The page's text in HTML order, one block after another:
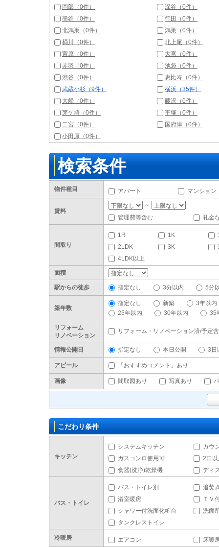
岡部（0件）
深谷（0件）
熊谷（0件）
行田（0件）
北鴻巣（0件）
鴻巣（0件）
桶川（0件）
北上尾（0件）
宮原（0件）
大宮（0件）
赤羽（0件）
池袋（0件）
渋谷（0件）
恵比寿（0件）
武蔵小杉（9件）
横浜（35件）
大船（0件）
藤沢（0件）
茅ケ崎（0件）
平塚（0件）
二宮（0件）
国府津（0件）
小田原（0件）
検索条件
物件種目 アパート マンション
賃料
～
管理費等含む
礼金
間取り
1R 1K
2LDK
3K
4LDK以上
面積
駅からの徒歩 指定なし 3分以内 5分
築年数
指定なし 新築
3年以内
25年以内
30年以内 35
リフォーム
リノベーション
リフォーム・リノベーション済/予定
情報公開日 指定なし 本日公開 3日
アピール 「おすすめコメント」あり
画像 間取図あり 写真あり
こだわり条件
キッチン
システムキッチン
カウ
ガスコンロ使用可
2口
食器(洗浄)乾燥機
ディ
バス・トイレ
バス・トイレ別
追焚
浴室暖房
ＴＶ
シャワー付洗面化粧台
洗面
タンクレストイレ
冷暖房 エアコン 床暖